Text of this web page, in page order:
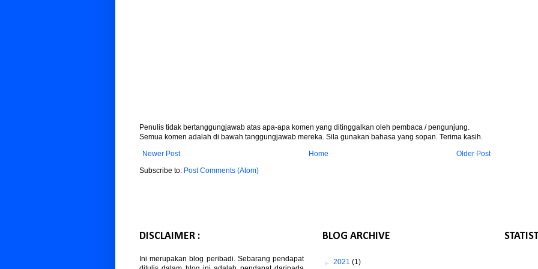
Penulis tidak bertanggungjawab atas apa-apa komen yang ditinggalkan oleh pembaca / pengunjung.
Semua komen adalah di bawah tanggungjawab mereka. Sila gunakan bahasa yang sopan. Terima kasih.
Newer Post
Older Post
Home
Subscribe to: Post Comments (Atom)
DISCLAIMER :
Ini merupakan blog peribadi. Sebarang pendapat
BLOG ARCHIVE
► 2021 (1)